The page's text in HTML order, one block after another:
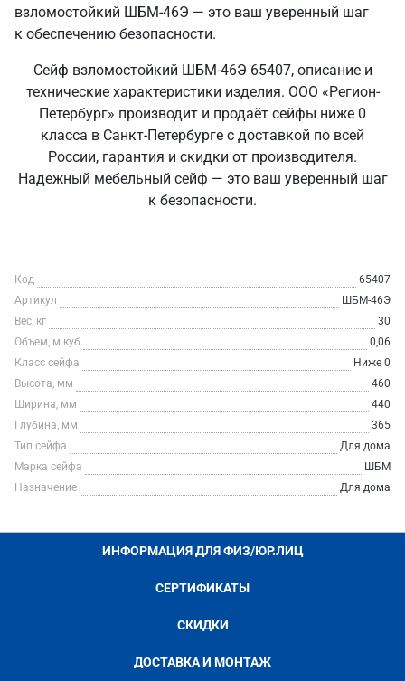
взломостойкий ШБМ-46Э — это ваш уверенный шаг
к обеспечению безопасности.
Сейф взломостойкий ШБМ-46Э 65407, описание и
технические характеристики изделия. ООО «Регион-
Петербург» производит и продаёт сейфы ниже 0
класса в Санкт‑Петербурге с доставкой по всей
России, гарантия и скидки от производителя.
Надежный мебельный сейф — это ваш уверенный шаг
к безопасности.
Код
65407
Артикул
ШБМ-46Э
Вес, кг
30
Объем, м.куб
0,06
Класс сейфа
Ниже 0
Высота, мм
460
Ширина, мм
440
Глубина, мм
365
Тип сейфа
Для дома
Марка сейфа
ШБМ
Назначение
Для дома
ИНФОРМАЦИЯ ДЛЯ ФИЗ/ЮР.ЛИЦ
СЕРТИФИКАТЫ
СКИДКИ
ДОСТАВКА И МОНТАЖ